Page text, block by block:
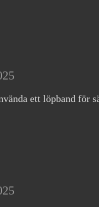
ett löpband för